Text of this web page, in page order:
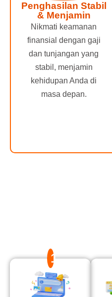
Penghasilan Stabil
& Menjamin
Nikmati keamanan
finansial dengan gaji
dan tunjangan yang
stabil, menjamin
kehidupan Anda di
masa depan.
1